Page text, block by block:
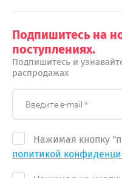
Подпишитесь на
поступлениях.
Подпишитесь и
распродажах
Нажимая кнопку
политикой